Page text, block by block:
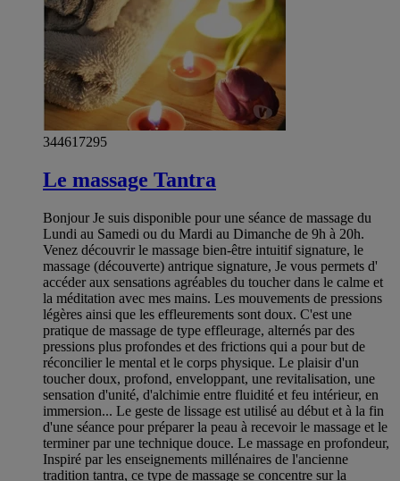
344617295
Le massage Tantra
Bonjour Je suis disponible pour une séance de massage du
Lundi au Samedi ou du Mardi au Dimanche de 9h à 20h.
Venez découvrir le massage bien-être intuitif signature, le
massage (découverte) antrique signature, Je vous permets d'
accéder aux sensations agréables du toucher dans le calme et
la méditation avec mes mains. Les mouvements de pressions
légères ainsi que les effleurements sont doux. C'est une
pratique de massage de type effleurage, alternés par des
pressions plus profondes et des frictions qui a pour but de
réconcilier le mental et le corps physique. Le plaisir d'un
toucher doux, profond, enveloppant, une revitalisation, une
sensation d'unité, d'alchimie entre fluidité et feu intérieur, en
immersion... Le geste de lissage est utilisé au début et à la fin
d'une séance pour préparer la peau à recevoir le massage et le
terminer par une technique douce. Le massage en profondeur,
Inspiré par les enseignements millénaires de l'ancienne
tradition tantra, ce type de massage se concentre sur la